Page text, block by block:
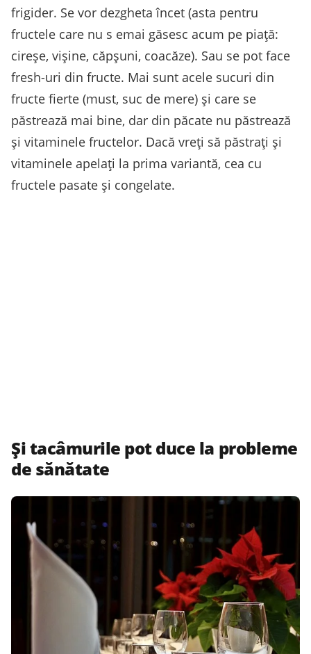
frigider. Se vor dezgheta încet (asta pentru
fructele care nu s emai găsesc acum pe piață:
cireșe, vișine, căpșuni, coacăze). Sau se pot face
fresh-uri din fructe. Mai sunt acele sucuri din
fructe fierte (must, suc de mere) și care se
păstrează mai bine, dar din păcate nu păstrează
și vitaminele fructelor. Dacă vreți să păstrați și
vitaminele apelați la prima variantă, cea cu
fructele pasate și congelate.
Și tacâmurile pot duce la probleme
de sănătate